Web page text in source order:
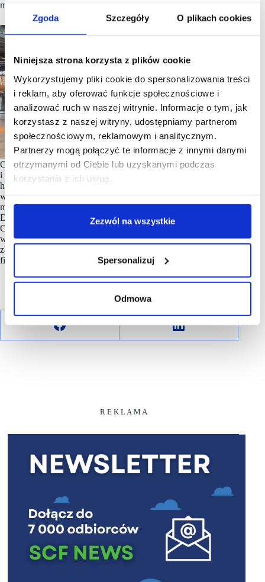
Zgoda Szczegóły O plikach cookies
Niniejsza strona korzysta z plików cookie
Wykorzystujemy pliki cookie do spersonalizowania treści
i reklam, aby oferować funkcje społecznościowe i
analizować ruch w naszej witrynie. Informacje o tym, jak
korzystasz z naszej witryny, udostępniamy partnerom
społecznościowym, reklamowym i analitycznym.
Partnerzy mogą połączyć te informacje z innymi danymi
otrzymanymi od Ciebie lub uzyskanymi podczas
korzystania z ich usług.
Zezwól na wszystkie
Spersonalizuj
Odmowa
marketingu CD Locum.
Grupa CD Locum jest firmą rodzinną, zajmującą się budową
i zarządzaniem nieruchomościami, głównie w sektorze
handlowym. Spółka, obecna na rynku od przeszło 20 lat,
wybudowała ponad 130 tys. mkw. powierzchni handlowej,
m.in. w Dębicy, Bochni, Nowym Sączu oraz Jarosławiu.
Działając jako inwestor, deweloper i zarządca nieruchomości,
CD Locum zatrudnia kilkudziesięciu profesjonalistów
w dziedzinie nieruchomości – inżynierów budowlanych,
zarządców nieruchomości, a także ekspertów w dziedzinie
finansów i księgowości.
R E K L A M A